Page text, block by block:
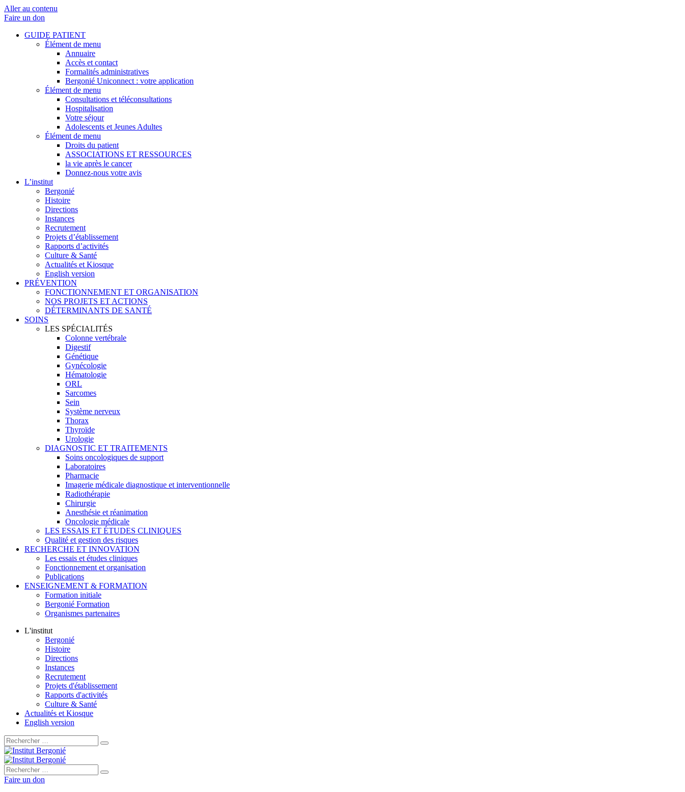
Aller au contenu
Faire un don
GUIDE PATIENT
Élément de menu
Annuaire
Accès et contact
Formalités administratives
Bergonié Uniconnect : votre application
Élément de menu
Consultations et téléconsultations
Hospitalisation
Votre séjour
Adolescents et Jeunes Adultes
Élément de menu
Droits du patient
ASSOCIATIONS ET RESSOURCES
la vie après le cancer
Donnez-nous votre avis
L’institut
Bergonié
Histoire
Directions
Instances
Recrutement
Projets d’établissement
Rapports d’activités
Culture & Santé
Actualités et Kiosque
English version
PRÉVENTION
FONCTIONNEMENT ET ORGANISATION
NOS PROJETS ET ACTIONS
DÉTERMINANTS DE SANTÉ
SOINS
LES SPÉCIALITÉS
Colonne vertébrale
Digestif
Génétique
Gynécologie
Hématologie
ORL
Sarcomes
Sein
Système nerveux
Thorax
Thyroïde
Urologie
DIAGNOSTIC ET TRAITEMENTS
Soins oncologiques de support
Laboratoires
Pharmacie
Imagerie médicale diagnostique et interventionnelle
Radiothérapie
Chirurgie
Anesthésie et réanimation
Oncologie médicale
LES ESSAIS ET ÉTUDES CLINIQUES
Qualité et gestion des risques
RECHERCHE ET INNOVATION
Les essais et études cliniques
Fonctionnement et organisation
Publications
ENSEIGNEMENT & FORMATION
Formation initiale
Bergonié Formation
Organismes partenaires
L'institut
Bergonié
Histoire
Directions
Instances
Recrutement
Projets d'établissement
Rapports d'activités
Culture & Santé
Actualités et Kiosque
English version
Rechercher :
Rechercher :
Faire un don